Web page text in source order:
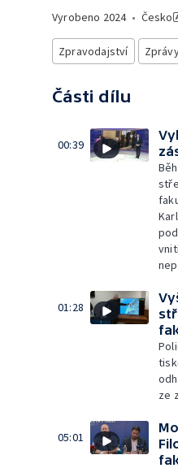
Vyrobeno 2024• Česko
Zpravodajství
Části dílu
00:39
01:28
ze
05:01